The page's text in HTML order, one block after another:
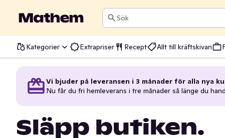
Sök
Kategorier Extrapriser Recept Allt till kräftskivan
Vi bjuder på leveransen i 3 månader för alla nya
Nu får du fri hemleverans i tre månader så länge du
Släpp butiken.